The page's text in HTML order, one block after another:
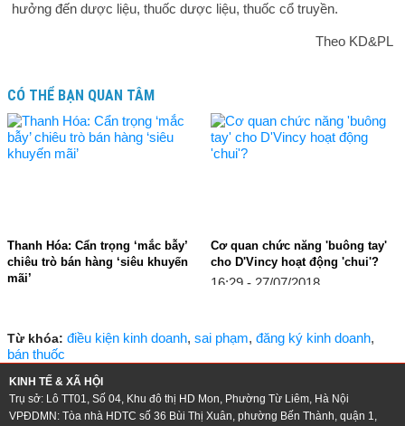
hưởng đến dược liệu, thuốc dược liệu, thuốc cổ truyền.
Theo KD&PL
CÓ THỂ BẠN QUAN TÂM
Thanh Hóa: Cẩn trọng ‘mắc bẫy’
chiêu trò bán hàng ‘siêu khuyến
mãi’
Cơ quan chức năng 'buông tay'
cho D'Vincy hoạt động 'chui'?
16:29 - 27/07/2018
Từ khóa: điều kiện kinh doanh, sai phạm, đăng ký kinh doanh,
bán thuốc
KINH TẾ & XÃ HỘI
Trụ sở: Lô TT01, Số 04, Khu đô thị HD Mon, Phường Từ Liêm, Hà Nội
VPĐDMN: Tòa nhà HDTC số 36 Bùi Thị Xuân, phường Bến Thành, quận 1,